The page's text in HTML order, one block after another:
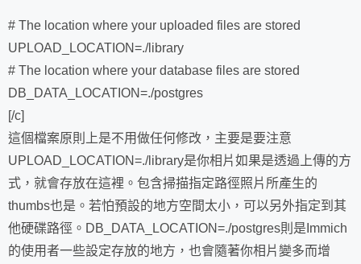
# The location where your uploaded files are stored
UPLOAD_LOCATION=./library
# The location where your database files are stored
DB_DATA_LOCATION=./postgres
[/c]
這個檔案原則上是不用做任何修改，主要是要注意
UPLOAD_LOCATION=./library是你相片如果是透過上傳的方
式，就會存放在這裡。包含掃描指定路徑照片所產生的
thumbs也是。若怕預設的地方空間太小，可以另外指定到其
他硬碟路徑。DB_DATA_LOCATION=./postgres則是Immich
的使用者一些設定存放的地方，也會隨著你相片變多而增